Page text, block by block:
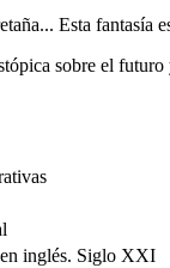
Esta fantasía
sobre el
inglés. Siglo XXI